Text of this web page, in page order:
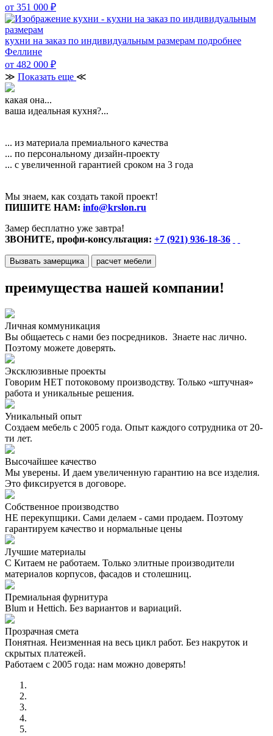
от 351 000 ₽
кухни на заказ по индивидуальным размерам подробнее
Феллине
от 482 000 ₽
≫ Показать еще ≪
какая она...
ваша идеальная кухня?...
... из материала премиального качества
... по персональному дизайн-проекту
... с увеличенной гарантией сроком на 3 года
Мы знаем, как создать такой проект!
ПИШИТЕ НАМ: info@krslon.ru
Замер бесплатно уже завтра!
ЗВОНИТЕ, профи-консультация: +7 (921) 936-18-36
Вызвать замерщика расчет мебели
преимущества нашей компании!
Личная коммуникация
Вы общаетесь с нами без посредников. Знаете нас лично.
Поэтому можете доверять.
Эксклюзивные проекты
Говорим НЕТ потоковому производству. Только «штучная»
работа и уникальные решения.
Уникальный опыт
Создаем мебель с 2005 года. Опыт каждого сотрудника от 20-
ти лет.
Высочайшее качество
Мы уверены. И даем увеличенную гарантию на все изделия.
Это фиксируется в договоре.
Собственное производство
НЕ перекупщики. Сами делаем - сами продаем. Поэтому
гарантируем качество и нормальные цены
Лучшие материалы
С Китаем не работаем. Только элитные производители
материалов корпусов, фасадов и столешниц.
Премиальная фурнитура
Blum и Hettich. Без вариантов и вариаций.
Прозрачная смета
Понятная. Неизменная на весь цикл работ. Без накруток и
скрытых платежей.
Работаем с 2005 года: нам можно доверять!